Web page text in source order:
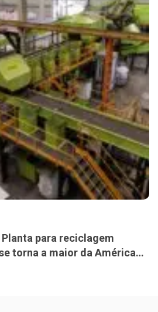
para reciclagem
torna a maior da América